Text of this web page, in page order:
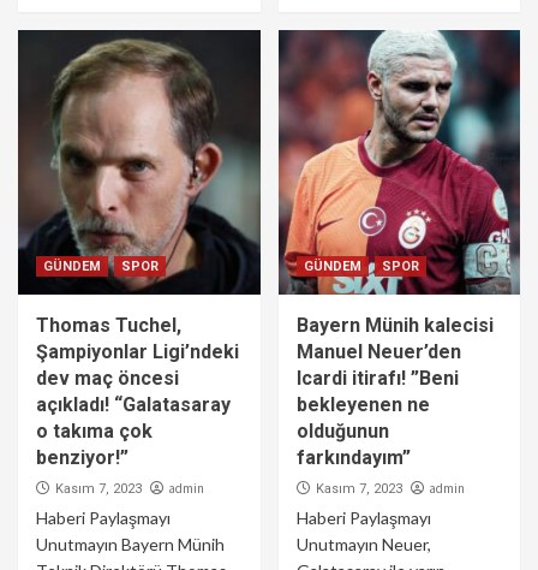
GÜNDEM SPOR
Thomas Tuchel,
Şampiyonlar Ligi’ndeki
dev maç öncesi
açıkladı! “Galatasaray
o takıma çok
benziyor!”
Kasım 7, 2023 admin
Haberi Paylaşmayı
Unutmayın Bayern Münih
GÜNDEM SPOR
Bayern Münih kalecisi
Manuel Neuer’den
Icardi itirafı! ”Beni
bekleyenen ne
olduğunun
farkındayım”
Kasım 7, 2023 admin
Haberi Paylaşmayı
Unutmayın Neuer,